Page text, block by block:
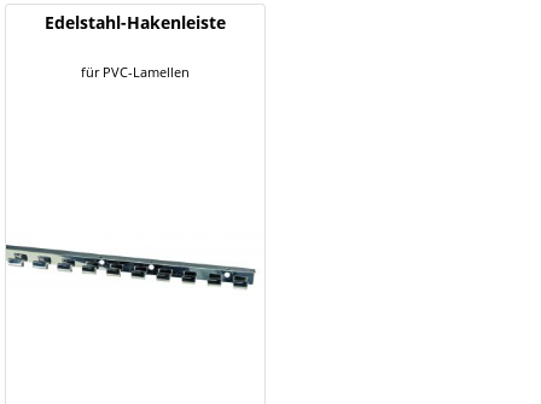
Edelstahl-Hakenleiste
für PVC-Lamellen